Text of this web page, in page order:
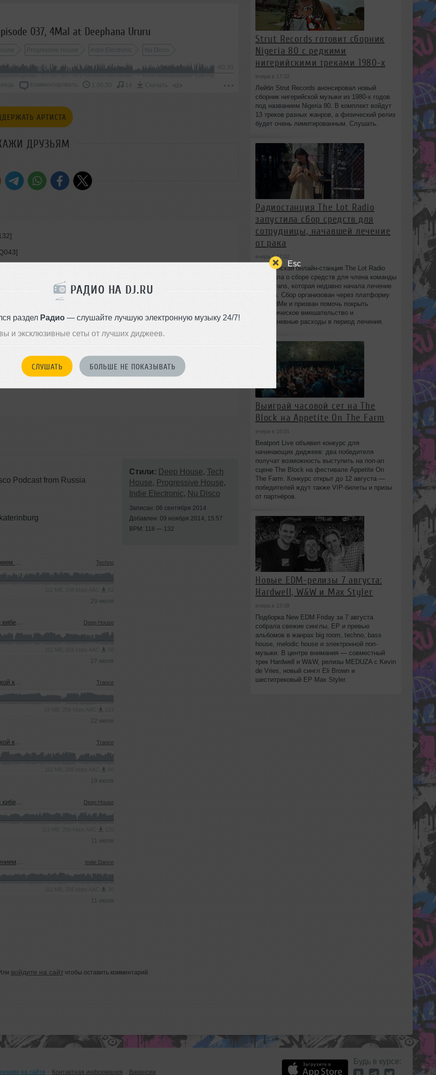
Esc
РАДИО НА DJ.RU
раздел Радио— слушайте лучшую электронную музыку 24/7!
и эксклюзивные сеты от лучших диджеев.
СЛУШАТЬ БОЛЬШЕ НЕ ПОКАЗЫВАТЬ
037, 4Mal at Deephana Ururu
Progressive House Indie Electronic Nu Disco
-60:30
Комментировать 1:00:30 Скачать </>
АРТИСТА
ДРУЗЬЯМ
Noir, EN044A]
LLR038]
Podcast from Russia
Techno
29 июля
Deep House
27 июля
Trance
22 июля
Trance
19 июля
Deep House
11 июля
Indie Dance
11 июля
Стили: Deep House, Tech
House, Progressive House,
Indie Electronic, Nu Disco
Записан: 06 сентября 2014
Добавлен: 09 ноября 2014, 15:57
BPM: 118 — 132
войдите на сайтчтобы оставить комментарий
Strut Records готовит сборник
Nigeria 80 с редкими
нигерийскими треками 1980-х
вчера в 17:32
Лейбл Strut Records анонсировал новый
сборник нигерийской музыки из 1980-х годов
под названием Nigeria 80. В комплект войдут
13 треков разных жанров, а физический релиз
будет очень лимитированным. Слушать.
Радиостанция The Lot Radio
запустила сбор средств для
сотрудницы, начавшей лечение
от рака
вчера в 17:02
Бруклинская онлайн-станция The Lot Radio
объявила о сборе средств для члена команды
Lola Evans, которая недавно начала лечение
от рака. Сбор организован через платформу
GoFundMe и призван помочь покрыть
хирургическое вмешательство и
повседневные расходы в период лечения.
Выиграй часовой сет на The
Block на Appetite On The Farm
вчера в 16:01
Beatport Live объявил конкурс для
начинающих диджеев: два победителя
получат возможность выступить на поп‑ап
сцене The Block на фестивале Appetite On
The Farm. Конкурс открыт до 12 августа —
победителей ждут также VIP‑билеты и призы
от партнёров.
Новые EDM-релизы 7 августа:
Hardwell, W&W и Max Styler
вчера в 13:08
Подборка New EDM Friday за 7 августа
собрала свежие синглы, EP и превью
альбомов в жанрах big room, techno, bass
house, melodic house и электронной поп-
музыки. В центре внимания — совместный
трек Hardwell и W&W, релизы MEDUZA с Kevin
de Vries, новый сингл Eli Brown и
шеститрековый EP Max Styler.
на сайте Контактная информация Вакансии
Будь в курсе: